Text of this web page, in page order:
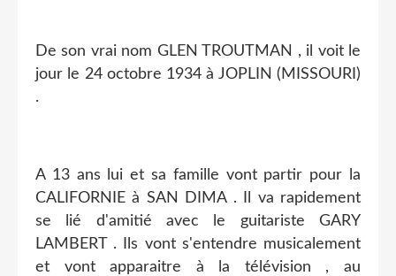
De son vrai nom GLEN TROUTMAN , il voit le
jour le 24 octobre 1934 à JOPLIN (MISSOURI)
.
A 13 ans lui et sa famille vont partir pour la
CALIFORNIE à SAN DIMA . Il va rapidement
se lié d'amitié avec le guitariste GARY
LAMBERT . Ils vont s'entendre musicalement
et vont apparaitre à la télévision , au